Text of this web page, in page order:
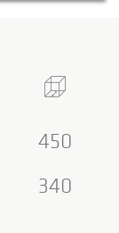
450
340